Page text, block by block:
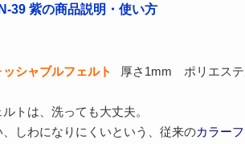
39 紫の商品説明・使い方
シャブルフェルト 厚さ1mm ポリエス
トは、洗っても大丈夫。
しわになりにくいという、従来のカラー